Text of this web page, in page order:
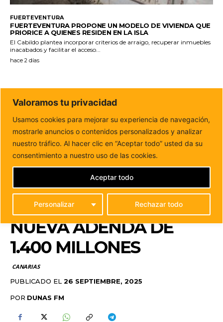
FUERTEVENTURA
FUERTEVENTURA PROPONE UN MODELO DE VIVIENDA QUE
PRIORICE A QUIENES RESIDEN EN LA ISLA
El Cabildo plantea incorporar criterios de arraigo, recuperar inmuebles
inacabados y facilitar el acceso...
hace 2 días